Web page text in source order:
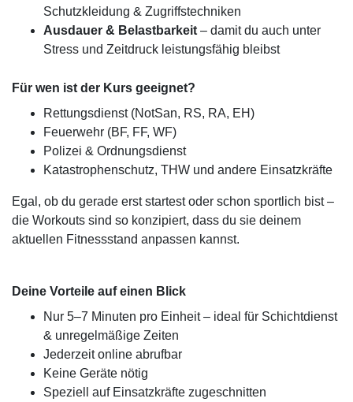
Schutzkleidung & Zugriffstechniken
Ausdauer & Belastbarkeit – damit du auch unter
Stress und Zeitdruck leistungsfähig bleibst
Für wen ist der Kurs geeignet?
Rettungsdienst (NotSan, RS, RA, EH)
Feuerwehr (BF, FF, WF)
Polizei & Ordnungsdienst
Katastrophenschutz, THW und andere Einsatzkräfte
Egal, ob du gerade erst startest oder schon sportlich bist –
die Workouts sind so konzipiert, dass du sie deinem
aktuellen Fitnessstand anpassen kannst.
Deine Vorteile auf einen Blick
Nur 5–7 Minuten pro Einheit – ideal für Schichtdienst
& unregelmäßige Zeiten
Jederzeit online abrufbar
Keine Geräte nötig
Speziell auf Einsatzkräfte zugeschnitten